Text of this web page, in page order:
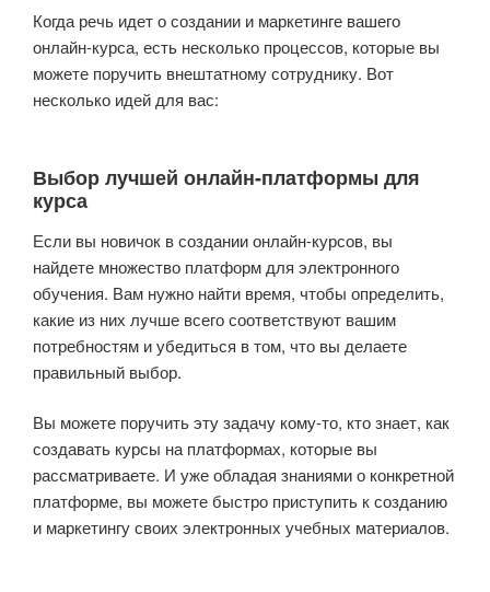
Когда речь идет о создании и маркетинге вашего
онлайн-курса, есть несколько процессов, которые вы
можете поручить внештатному сотруднику. Вот
несколько идей для вас:
Выбор лучшей онлайн-платформы для
курса
Если вы новичок в создании онлайн-курсов, вы
найдете множество платформ для электронного
обучения. Вам нужно найти время, чтобы определить,
какие из них лучше всего соответствуют вашим
потребностям и убедиться в том, что вы делаете
правильный выбор.
Вы можете поручить эту задачу кому-то, кто знает, как
создавать курсы на платформах, которые вы
рассматриваете. И уже обладая знаниями о конкретной
платформе, вы можете быстро приступить к созданию
и маркетингу своих электронных учебных материалов.